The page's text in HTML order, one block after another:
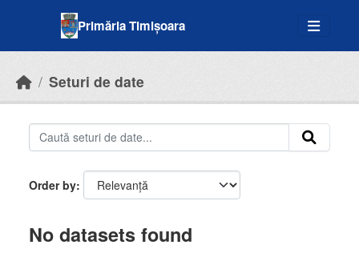
Primăria Timișoara
Seturi de date
Order by
No datasets found